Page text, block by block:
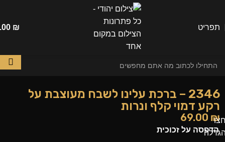
תפריט ₪
2346 – ברכת עלינו לשבח מעוצבת על
רקע דמוי קלף ונרות
69.00 ₪
הדפסה על זכוכית